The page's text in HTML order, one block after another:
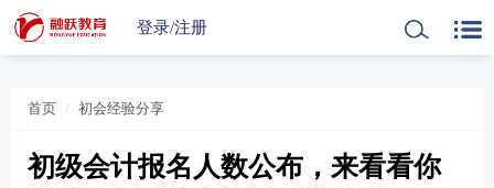
登录/注册
首页 初会经验分享
初级会计报名人数公布，来看看你